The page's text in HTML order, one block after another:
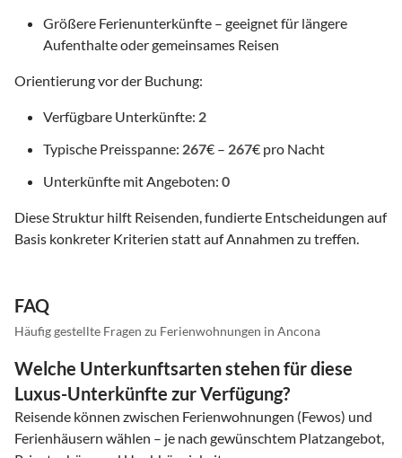
Größere Ferienunterkünfte – geeignet für längere
Aufenthalte oder gemeinsames Reisen
Orientierung vor der Buchung:
Verfügbare Unterkünfte: 2
Typische Preisspanne: 267€ – 267€ pro Nacht
Unterkünfte mit Angeboten: 0
Diese Struktur hilft Reisenden, fundierte Entscheidungen auf
Basis konkreter Kriterien statt auf Annahmen zu treffen.
FAQ
Häufig gestellte Fragen zu Ferienwohnungen in Ancona
Welche Unterkunftsarten stehen für diese
Luxus-Unterkünfte zur Verfügung?
Reisende können zwischen Ferienwohnungen (Fewos) und
Ferienhäusern wählen – je nach gewünschtem Platzangebot,